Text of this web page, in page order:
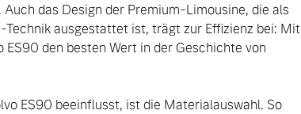
das Design der Premium-Limousine, die als
ausgestattet ist, trägt zur Effizienz bei: Mit
den besten Wert in der Geschichte von
ES90 beeinflusst, ist die Materialauswahl. So